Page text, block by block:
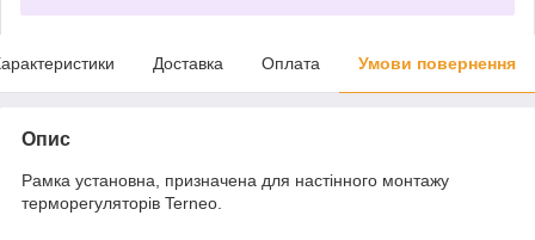
Доставка Оплата Умови повернення
Опис
Рамка установна, призначена для настінного монтажу
терморегуляторів Terneo.